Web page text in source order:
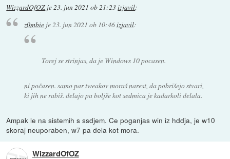
WizzardOfOZ je23. jun 2021 ob 21:23izjavil:
z0mbieje 23. jun 2021 ob 10:46izjavil:
Torej se strinjas, da je Windows 10 pocasen.
ni počasen. samo par tweakov moraš narest, da pobrišejo stvari,
ki jih ne rabiš. delajo pa boljše kot sedmica je kadarkoli delala.
Ampak le na sistemih s ssdjem. Ce poganjas win iz hddja, je w10
skoraj neuporaben, w7 pa dela kot mora.
WizzardOfOZ